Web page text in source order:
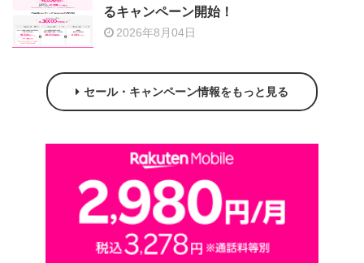
るキャンペーン開始！
2026年8月04日
セール・キャンペーン情報をもっと見る